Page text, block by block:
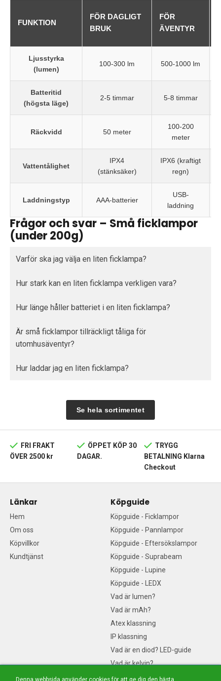
Denna webbsida använder cookies för att ge dig den bästa
FUNKTION
FÖR DAGLIGT
BRUK
FÖR
ÄVENTYR
Ljusstyrka
(lumen)
100-300 lm 500-1000 lm
Batteritid
(högsta läge)
2-5 timmar 5-8 timmar
Räckvidd 50 meter
100-200
meter
Vattentålighet
IPX4
(stänksäker)
IPX6 (kraftigt
regn)
Laddningstyp AAA-batterier
USB-
laddning
Frågor och svar – Små ficklampor
(under 200g)
Varför ska jag välja en liten ficklampa?
Hur stark kan en liten ficklampa verkligen vara?
Hur länge håller batteriet i en liten ficklampa?
Är små ficklampor tillräckligt tåliga för
utomhusäventyr?
Hur laddar jag en liten ficklampa?
Se hela sortimentet
FRI FRAKT
ÖVER 2500 kr
ÖPPET KÖP 30
DAGAR.
TRYGG
BETALNING Klarna
Checkout
Länkar
Hem
Om oss
Köpvillkor
Kundtjänst
Köpguide
Köpguide - Ficklampor
Köpguide - Pannlampor
Köpguide - Eftersökslampor
Köpguide - Suprabeam
Köpguide - Lupine
Köpguide - LEDX
Vad är lumen?
Vad är mAh?
Atex klassning
IP klassning
Vad är en diod? LED-guide
Vad är kelvin?